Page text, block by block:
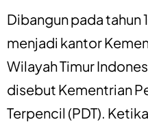
Dibangun pada tahun
menjadi kantor
Wilayah Timur
disebut Kementrian
Terpencil (PDT).